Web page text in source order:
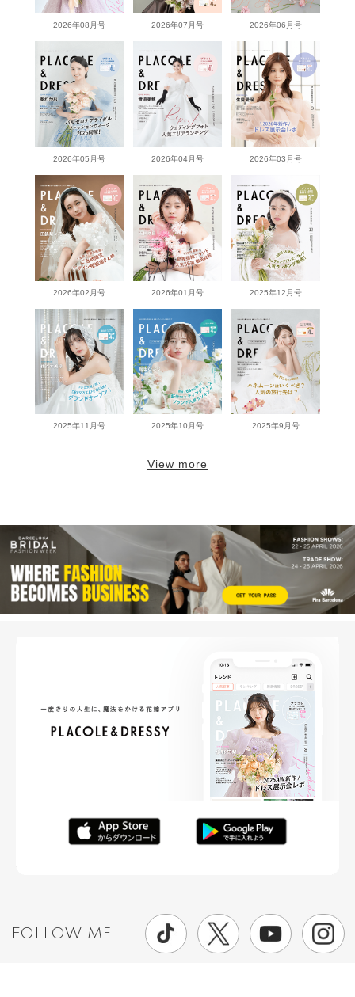
2026年08月号 2026年07月号 2026年06月号
2026年05月号 2026年04月号 2026年03月号
2026年02月号 2026年01月号 2025年12月号
2025年11月号 2025年10月号 2025年9月号
View more
FOLLOW ME